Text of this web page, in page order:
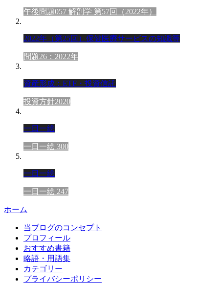
午後問題057 解剖学 第57回（2022年）
2022年（第25回）保健医療サービスの知識等
問題26：2022年
資産形成：ETF・投資信託
投資方針2020
一日一絵
一日一絵 300
一日一絵
一日一絵 247
ホーム
当ブログのコンセプト
プロフィール
おすすめ書籍
略語・用語集
カテゴリー
プライバシーポリシー